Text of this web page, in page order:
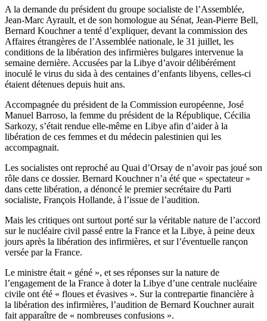
A la demande du président du groupe socialiste de l’Assemblée,
Jean-Marc Ayrault, et de son homologue au Sénat, Jean-Pierre Bell,
Bernard Kouchner a tenté d’expliquer, devant la commission des
Affaires étrangères de l’Assemblée nationale, le 31 juillet, les
conditions de la libération des infirmières bulgares intervenue la
semaine dernière. Accusées par la Libye d’avoir délibérément
inoculé le virus du sida à des centaines d’enfants libyens, celles-ci
étaient détenues depuis huit ans.
Accompagnée du président de la Commission européenne, José
Manuel Barroso, la femme du président de la République, Cécilia
Sarkozy, s’était rendue elle-même en Libye afin d’aider à la
libération de ces femmes et du médecin palestinien qui les
accompagnait.
Les socialistes ont reproché au Quai d’Orsay de n’avoir pas joué son
rôle dans ce dossier. Bernard Kouchner n’a été que « spectateur »
dans cette libération, a dénoncé le premier secrétaire du Parti
socialiste, François Hollande, à l’issue de l’audition.
Mais les critiques ont surtout porté sur la véritable nature de l’accord
sur le nucléaire civil passé entre la France et la Libye, à peine deux
jours après la libération des infirmières, et sur l’éventuelle rançon
versée par la France.
Le ministre était « géné », et ses réponses sur la nature de
l’engagement de la France à doter la Libye d’une centrale nucléaire
civile ont été « floues et évasives ». Sur la contrepartie financière à
la libération des infirmières, l’audition de Bernard Kouchner aurait
fait apparaître de « nombreuses confusions ».